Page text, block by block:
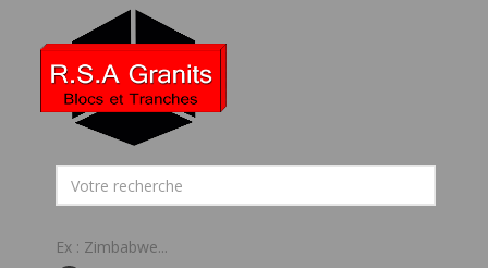
Ex : Zimbabwe...